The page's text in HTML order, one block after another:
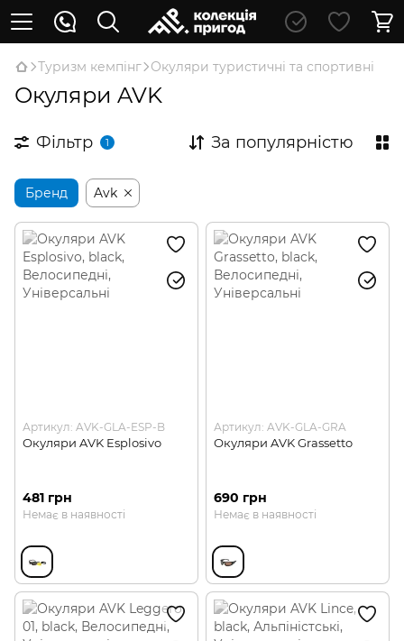
Туризм кемпінг Окуляри туристичні та спортивні
Окуляри AVK
Фільтр 1 За популярністю
Бренд Avk
Артикул: AVK-GLA-ESP-B
Окуляри AVK Esplosivo
481 грн
Немає в наявності
Артикул: AVK-GLA-GRA
Окуляри AVK Grassetto
690 грн
Немає в наявності